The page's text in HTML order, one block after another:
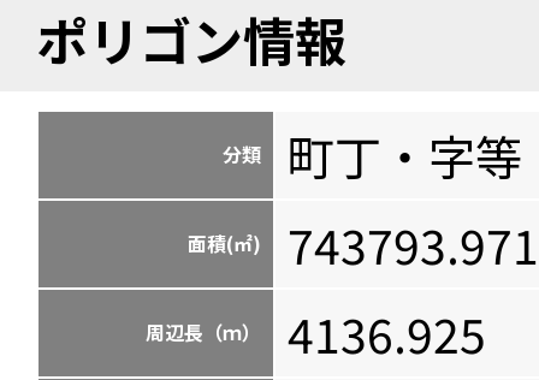
ポリゴン情報
分類 町丁・字等
面積(㎡) 743793.971
周辺長（ｍ） 4136.925